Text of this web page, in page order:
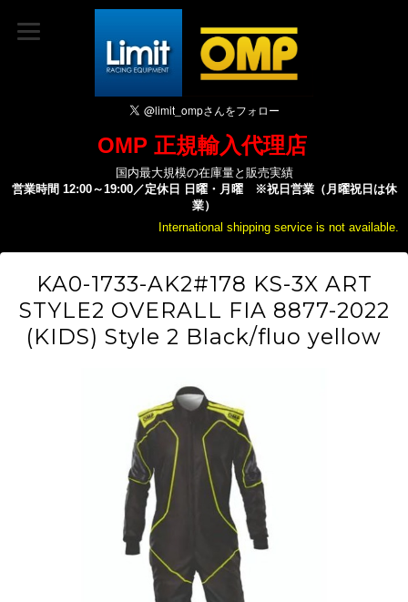
OMP 正規輸入代理店
国内最大規模の在庫量と販売実績
営業時間 12:00～19:00／定休日 日曜・月曜 ※祝日営業（月曜祝日は休
業）
International shipping service is not available.
KA0-1733-AK2#178 KS-3X ART
STYLE2 OVERALL FIA 8877-2022
(KIDS) Style 2 Black/fluo yellow